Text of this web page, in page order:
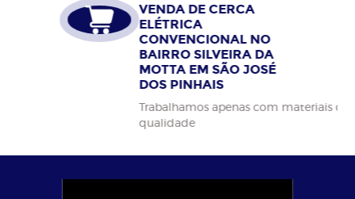
VENDA DE CERCA
ELÉTRICA
CONVENCIONAL NO
BAIRRO SILVEIRA DA
MOTTA EM SÃO JOSÉ
DOS PINHAIS
Trabalhamos apenas com materiais da alta
qualidade